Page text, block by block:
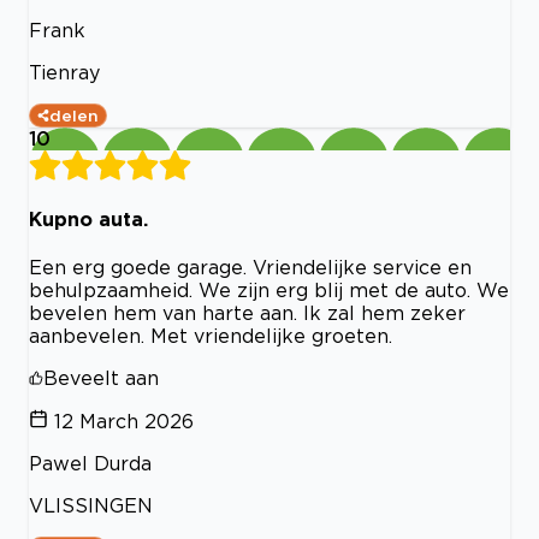
Frank
Tienray
delen
10
Kupno auta.
Een erg goede garage. Vriendelijke service en
behulpzaamheid. We zijn erg blij met de auto. We
bevelen hem van harte aan. Ik zal hem zeker
aanbevelen. Met vriendelijke groeten.
Beveelt aan
12 March 2026
Pawel Durda
VLISSINGEN